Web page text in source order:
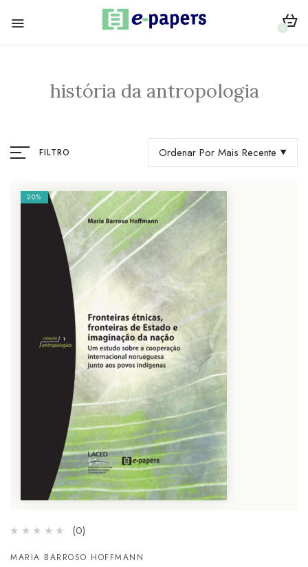
0
história da antropologia
FILTRO Ordenar Por Mais Recente
20%
(0)
MARIA BARROSO HOFFMANN